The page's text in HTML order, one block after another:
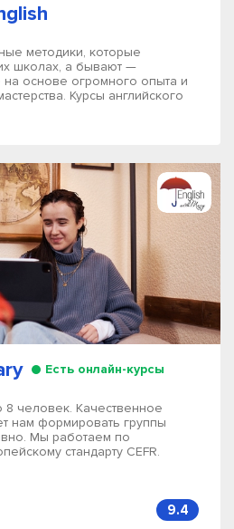
методики, которые
школах, а бывают —
на основе огромного опыта и
Курсы английского
Есть онлайн-курсы
человек. Качественное
нам формировать группы
Мы работаем по
стандарту CEFR.
9.4